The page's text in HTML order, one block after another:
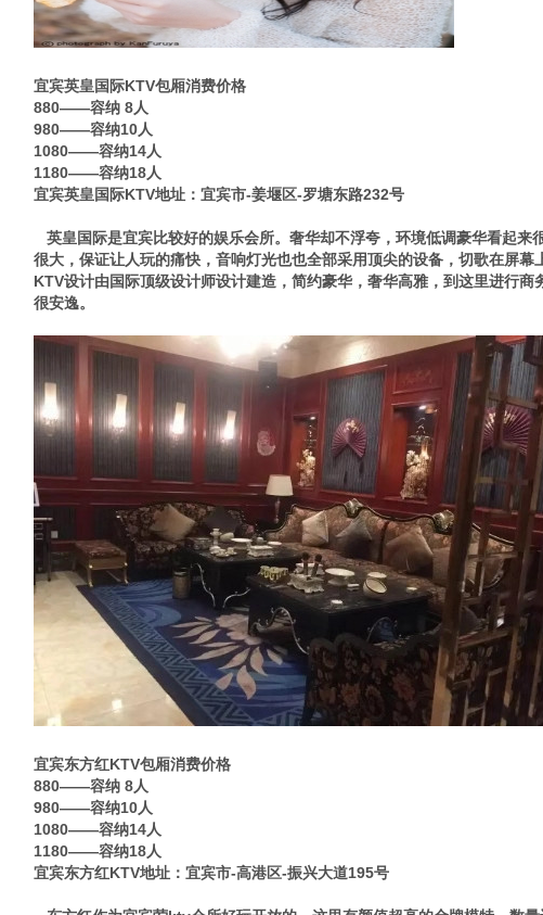
宜宾英皇国际KTV包厢消费价格
880——容纳 8人
980——容纳10人
1080——容纳14人
1180——容纳18人
宜宾英皇国际KTV地址：宜宾市-姜堰区-罗塘东路232号
英皇国际是宜宾比较好的娱乐会所。奢华却不浮夸，环境低调豪华看起来
很大，保证让人玩的痛快，音响灯光也也全部采用顶尖的设备，切歌在屏幕
KTV设计由国际顶级设计师设计建造，简约豪华，奢华高雅，到这里进行商
很安逸。
宜宾东方红KTV包厢消费价格
880——容纳 8人
980——容纳10人
1080——容纳14人
1180——容纳18人
宜宾东方红KTV地址：宜宾市-高港区-振兴大道195号